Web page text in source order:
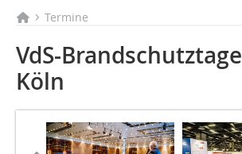
Termine
VdS-
Köln